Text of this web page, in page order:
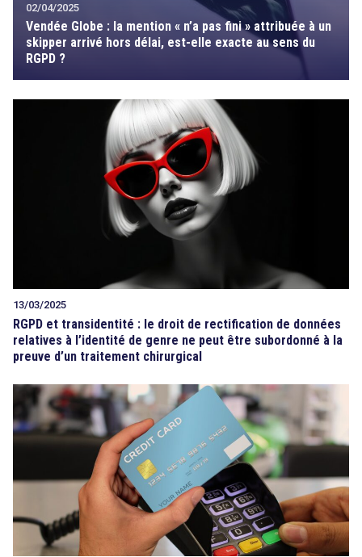
02/04/2025
Vendée Globe : la mention « n’a pas fini » attribuée à un
skipper arrivé hors délai, est-elle exacte au sens du
RGPD ?
13/03/2025
RGPD et transidentité : le droit de rectification de données
relatives à l’identité de genre ne peut être subordonné à la
preuve d’un traitement chirurgical